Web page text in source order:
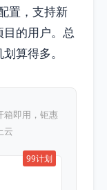
置，支持新
的用户。总
算得多。
箱即用，钜惠
云
99计划